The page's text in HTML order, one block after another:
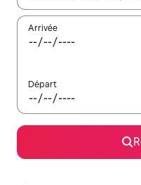
Arrivée
Départ